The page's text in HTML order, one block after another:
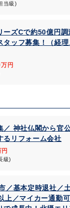
当級)
ーズCで約50億円
タッフ募集！（経
円
／ 神社仏閣から官
るリフォーム会社
級)
／基本定時退社／
上／マイカー通勤